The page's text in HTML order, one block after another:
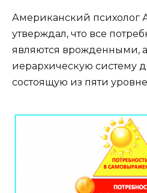
Американский психолог
утверждал, что все
являются врожденными,
иерархическую систему
состоящую из пяти